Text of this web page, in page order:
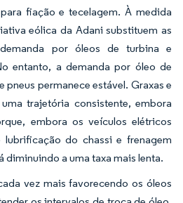
fiação e tecelagem. À medida
eólica da Adani substituem as
por óleos de turbina e
entanto, a demanda por óleo de
permanece estável. Graxas e
trajetória consistente, embora
embora os veículos elétricos
lubrificação do chassi e frenagem
diminuindo a uma taxa mais lenta.
vez mais favorecendo os óleos